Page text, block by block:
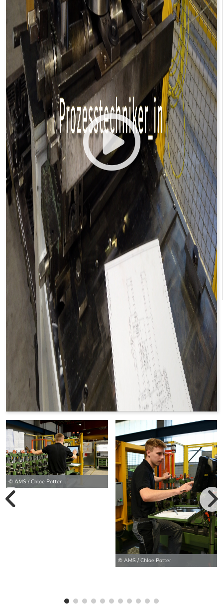
© AMS / Chloe Potter
© AMS / Chloe Potter